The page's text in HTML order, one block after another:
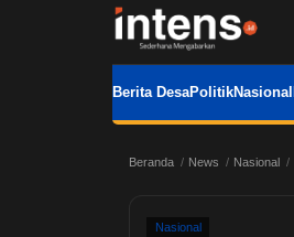
Berita DesaPolitikNasional
Beranda News Nasional
Nasional